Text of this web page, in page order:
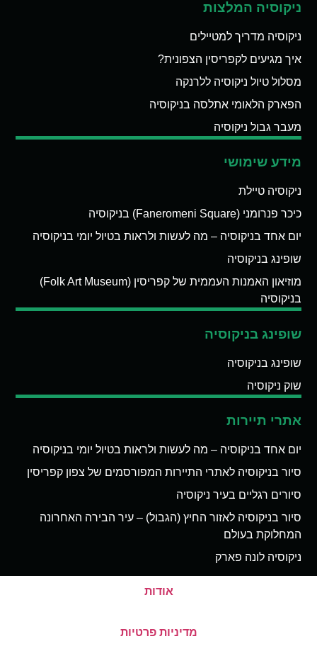
ניקוסיה המלצות
ניקוסיה מדריך למטיילים
איך מגיעים לקפריסין הצפונית?
מסלול טיול ניקוסיה ללרנקה
הפארק הלאומי אתלסה בניקוסיה
מעבר גבול ניקוסיה
מידע שימושי
ניקוסיה טיילת
כיכר פנרומני (Faneromeni Square) בניקוסיה
יום אחד בניקוסיה – מה לעשות ולראות בטיול יומי בניקוסיה
שופינג בניקוסיה
מוזיאון האמנות העממית של קפריסין (Folk Art Museum)
בניקוסיה
שופינג בניקוסיה
שופינג בניקוסיה
שוק ניקוסיה
אתרי תיירות
יום אחד בניקוסיה – מה לעשות ולראות בטיול יומי בניקוסיה
סיור בניקוסיה לאתרי התיירות המפורסמים של צפון קפריסין
סיורים רגליים בעיר ניקוסיה
סיור בניקוסיה לאזור החיץ (הגבול) – עיר הבירה האחרונה
המחלוקת בעולם
ניקוסיה לונה פארק
אודות
מדיניות פרטיות